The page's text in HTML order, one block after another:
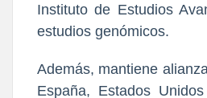
Instituto de Estudios
estudios genómicos.
Además, mantiene
España, Estados